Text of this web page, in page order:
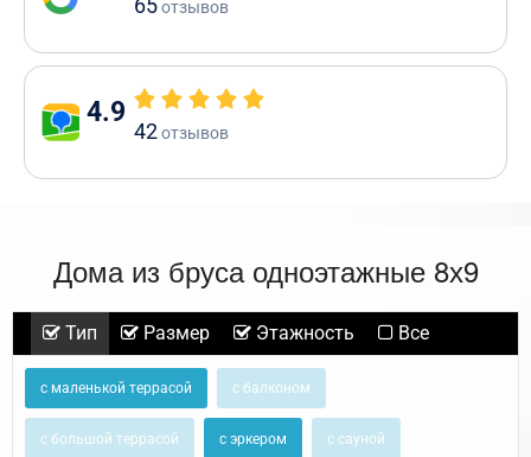
65отзывов
4.9
42отзывов
Дома из бруса одноэтажные 8х9
Тип Размер Этажность Все
с маленькой террасой с балконом
с большой террасой с эркером с сауной